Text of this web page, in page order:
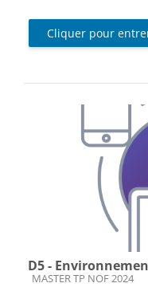
Cliquer pour
D5 -
Catégorie de cours
MASTER TP NOF 2024